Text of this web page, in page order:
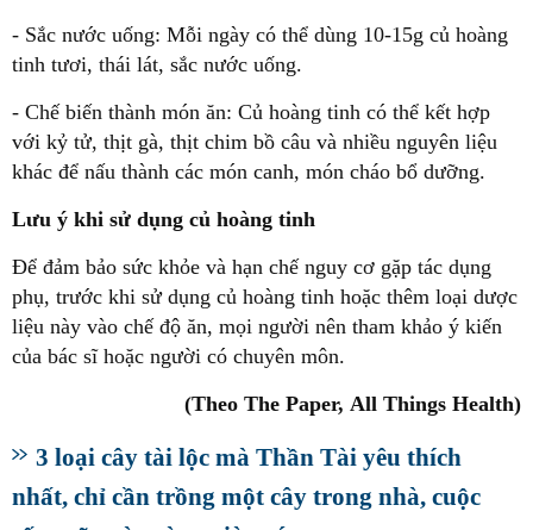
- Sắc nước uống: Mỗi ngày có thể dùng 10-15g củ hoàng
tinh tươi, thái lát, sắc nước uống.
- Chế biến thành món ăn: Củ hoàng tinh có thể kết hợp
với kỷ tử, thịt gà, thịt chim bồ câu và nhiều nguyên liệu
khác để nấu thành các món canh, món cháo bổ dưỡng.
Lưu ý khi sử dụng củ hoàng tinh
Để đảm bảo sức khỏe và hạn chế nguy cơ gặp tác dụng
phụ, trước khi sử dụng củ hoàng tinh hoặc thêm loại dược
liệu này vào chế độ ăn, mọi người nên tham khảo ý kiến
của bác sĩ hoặc người có chuyên môn.
(Theo The Paper, All Things Health)
3 loại cây tài lộc mà Thần Tài yêu thích
nhất, chỉ cần trồng một cây trong nhà, cuộc